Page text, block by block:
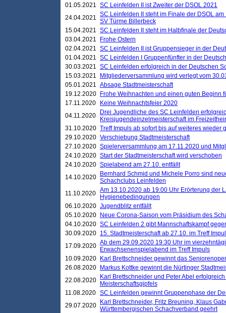
01.05.2021 SC Leinfelden II ist Zweiter der DSOL 2021
24.04.2021 SC Leinfelden II steht im Finale der DSOL
SV Türme Billerbeck
15.04.2021 SC Leinfelden II steht im Halbfinale der
03.04.2021
Frohe Ostern
02.04.2021 SC Leinfelden II ist Gruppensieger in der
01.04.2021 SC Leinfelden I Gruppenfünfter in der
30.03.2021 SC Leinfelden erfolgreich in der Deutschen
15.03.2021
Mitgliederversammlung wird verlegt vom
05.01.2021 Absage Stadtmeisterschaft
19.12.2020
Frohe Weihnachten und einen guten Beginn
17.11.2020
Keine Weihnachtsfeier 2020
04.11.2020
Drei Jugendliche des SC Leinfelden
Kreisjugendeinzelmeisterschaft im
31.10.2020 Treff Impuls ab sofort bis auf weiteres wieder
29.10.2020 Verschiebung Stadtmeisterschaft
27.10.2020 Spielerversammlung am 17.11.2020 und
24.10.2020 Start der Stadtmeisterschaft wird verschoben
24.10.2020 Spielabend am 27.10. entfällt
14.10.2020
Bernhard Schmid und Michele Porro sind
Schachclubs Leinfelden
11.10.2020 Am 13.10.2020 ab 19:00 Uhr Erörterung der
Hygienebedingungen
06.10.2020 Jugendblitz entfällt
05.10.2020
Neue Corona-Saison vom Präsidium des
04.10.2020 SC Leinfelden 2 gibt Mannschaftskampf
30.09.2020 15. Stadtmeisterschaft ab 27.10. im Treff
17.09.2020 Ab dem 29.09.2020 19:30 Uhr im
Erwachsenenspielabend im Treff Impuls
10.09.2020
Karl Brettschneider gewinnt das
26.08.2020
Markus Kottke gewinnt die Nürtinger
22.08.2020
Karl Brettschneider und Peter Abel
Meisterschaftsgipfels
11.08.2020 SC Leinfelden gewinnt Gruppenphase der
29.07.2020
Karl Brettschneider, Fritz Breuning, Klaus
Württembergischen Schachverband geehrt